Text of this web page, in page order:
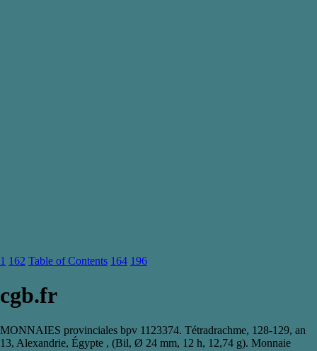
1 162 Table of Contents 164 196
cgb.fr
MONNAIES provinciales bpv 1123374. Tétradrachme , 128-129 , an
13 , Alexandrie, Égypte , (Bil, Ø 24 mm, 12 h, 12,74 g). Monnaie